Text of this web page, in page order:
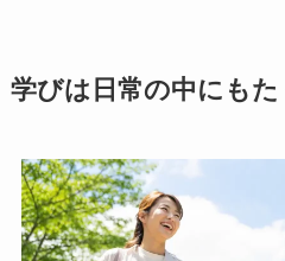
学びは日常の中にも